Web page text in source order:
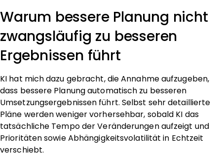
Warum bessere Planung nicht
zwangsläufig zu besseren
Ergebnissen führt
KI hat mich dazu gebracht, die Annahme aufzugeben,
dass bessere Planung automatisch zu besseren
Umsetzungsergebnissen führt. Selbst sehr detaillierte
Pläne werden weniger vorhersehbar, sobald KI das
tatsächliche Tempo der Veränderungen aufzeigt und
Prioritäten sowie Abhängigkeitsvolatilität in Echtzeit
verschiebt.